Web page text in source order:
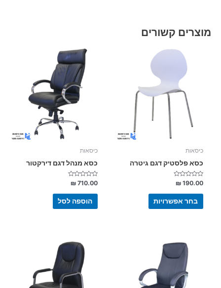
מוצרים קשורים
כיסאות
כסא פלסטיק דגם גיטרה
דורג
0
מתוך
₪190.00
בחר אפשרויות
סוגים.
לבחור
האפשרויות
כיסאות
כסא מנהל דגם דירקטור
דורג
0
מתוך
₪710.00
הוספה לסל